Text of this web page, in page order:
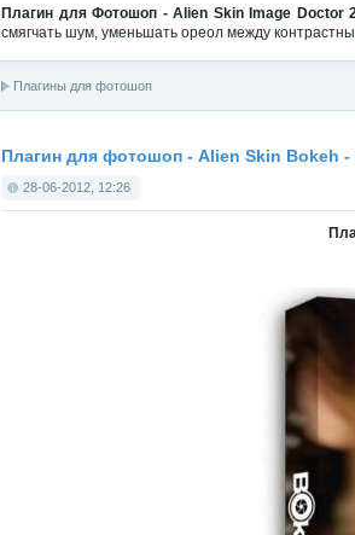
Плагин для Фотошоп - Alien Skin Image Doctor 2
смягчать шум, уменьшать ореол между
Плагины для фотошоп
Плагин для фотошоп - Alien Skin Bokeh -
28-06-2012, 12:26